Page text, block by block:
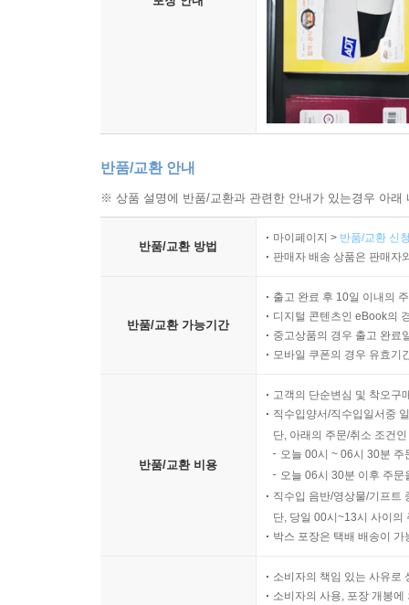
반품/교환 안내
※ 상품 설명에 반품/교환과 관련한 안내가 있는경우 아
반품/교환 방법
마이페이지 > 반품/교환 신
판매자 배송 상품은 판매자
반품/교환 가능기간
출고 완료 후 10일 이내의
디지털 콘텐츠인 eBook의
중고상품의 경우 출고 완료
모바일 쿠폰의 경우 유효기
반품/교환 비용
고객의 단순변심 및 착오구
직수입양서/직수입일서중
단, 아래의 주문/취소 조건
오늘 00시 ~ 06시 30분
오늘 06시 30분 이후 주
직수입 음반/영상물/기프트
단, 당일 00시~13시 사이의
박스 포장은 택배 배송이
소비자의 책임 있는 사유로
소비자의 사용, 포장 개봉